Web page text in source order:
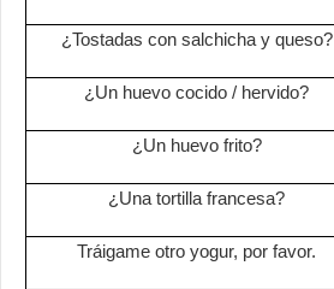
¿Tostadas con salchicha y queso?
¿Un huevo cocido / hervido?
¿Un huevo frito?
¿Una tortilla francesa?
Tráigame otro yogur, por favor.